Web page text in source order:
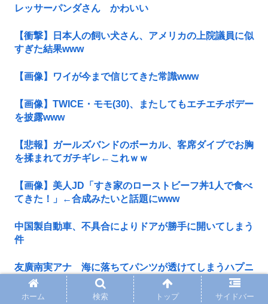
レッサーパンダさん かわいい
【衝撃】日本人の飼い犬さん、アメリカの上院議員に似
すぎた結果www
【画像】ワイが今まで信じてきた常識www
【画像】TWICE・モモ(30)、またしてもエチエチボデー
を披露www
【悲報】ガールズバンドのボーカル、客席ダイブでお胸
を揉まれてガチギレ←これｗｗ
【画像】美人JD「すき家のローストビーフ丼1人で食べ
てきた！」←合成みたいと話題にwww
中国製自動車、不具合によりドアが勝手に開いてしまう
件
友廣南実アナ 海に落ちてパンツが透けてしまうハプニ
ング！！【GIF動画あり】
ホーム 検索 トップ サイドバー